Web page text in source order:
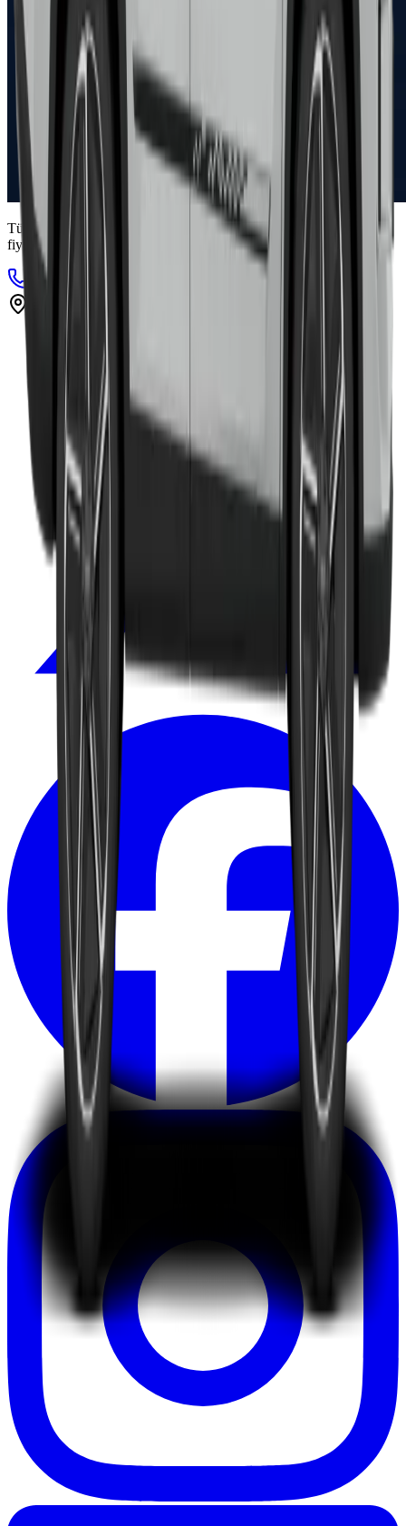
Türkiye'nin en şeffaf araç kiralama platformu. Geniş filo, akıllı
fiyatlandırma, anında rezervasyon.
+90 216 410 70 71
Bostancı Mah. Morsalkım Sok. No:17/A Kadıköy / İstanbul